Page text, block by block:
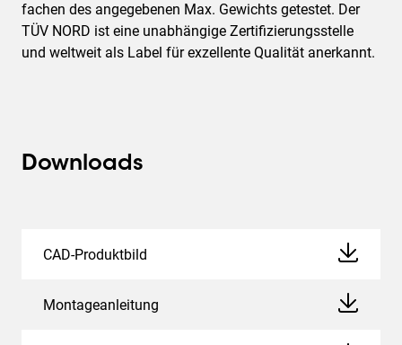
fachen des angegebenen Max. Gewichts getestet. Der
TÜV NORD ist eine unabhängige Zertifizierungsstelle
und weltweit als Label für exzellente Qualität anerkannt.
Downloads
CAD-Produktbild
Montageanleitung